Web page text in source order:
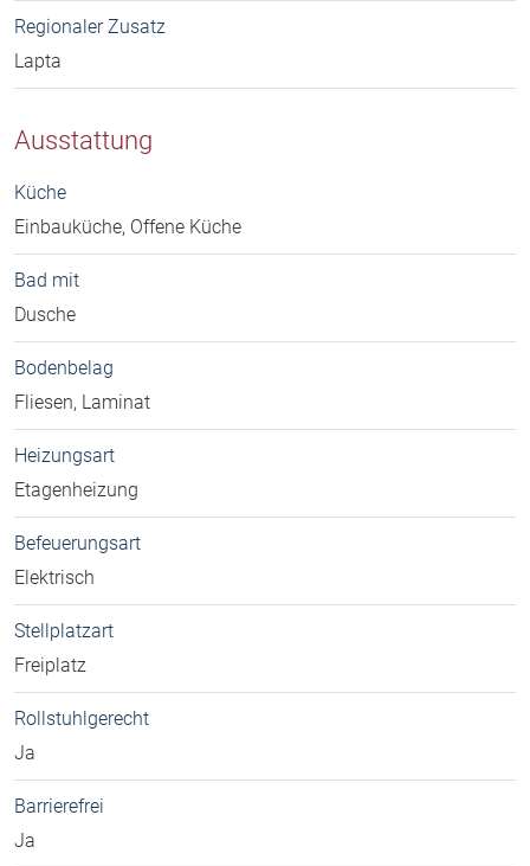
Regionaler Zusatz
Lapta
Ausstattung
Küche
Einbauküche, Offene Küche
Bad mit
Dusche
Bodenbelag
Fliesen, Laminat
Heizungsart
Etagenheizung
Befeuerungsart
Elektrisch
Stellplatzart
Freiplatz
Rollstuhlgerecht
Ja
Barrierefrei
Ja